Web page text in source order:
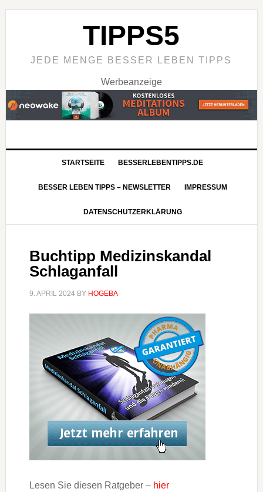
TIPPS5
JEDE MENGE BESSER LEBEN TIPPS
Werbeanzeige
STARTSEITE BESSERLEBENTIPPS.DE
BESSER LEBEN TIPPS – NEWSLETTER IMPRESSUM
DATENSCHUTZERKLÄRUNG
Buchtipp Medizinskandal
Schlaganfall
9. APRIL 2024BY HOGEBA
Lesen Sie diesen Ratgeber – hier